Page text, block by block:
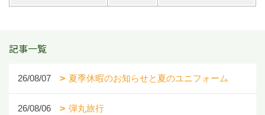
記事一覧
26/08/07 夏季休暇のお知らせと夏のユニフォーム
26/08/06 弾丸旅行